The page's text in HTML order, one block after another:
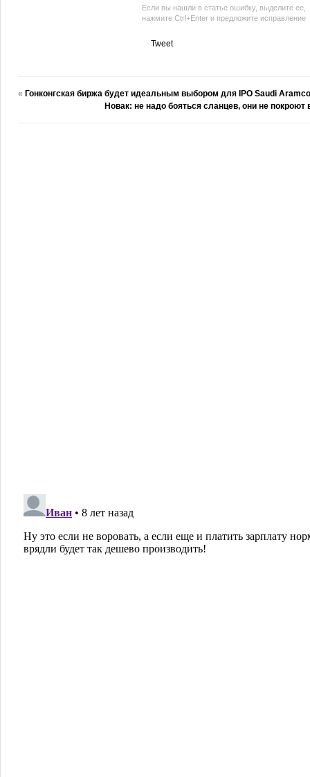
Если вы нашли в статье ошибку, выделите ее,
нажмите Ctrl+Enter и предложите исправление
Tweet
« Гонконгская биржа будет идеальным выбором для IPO Saudi
Новак: не надо бояться сланцев, они не